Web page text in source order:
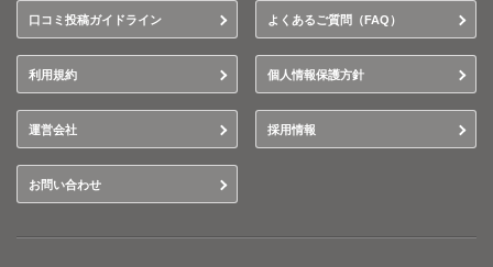
口コミ投稿ガイドライン よくあるご質問（FAQ）
利用規約 個人情報保護方針
運営会社 採用情報
お問い合わせ